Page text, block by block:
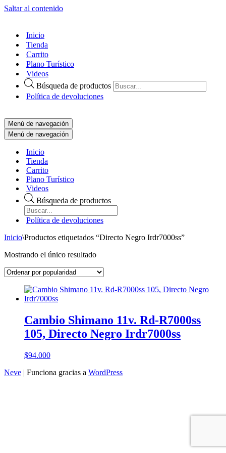
Saltar al contenido
Inicio
Tienda
Carrito
Plano Turístico
Videos
Búsqueda de productos
Política de devoluciones
Menú de navegación
Menú de navegación
Inicio
Tienda
Carrito
Plano Turístico
Videos
Búsqueda de productos
Política de devoluciones
Inicio\Productos etiquetados “Directo Negro Irdr7000ss”
Mostrando el único resultado
Cambio Shimano 11v. Rd-R7000ss
105, Directo Negro Irdr7000ss
$94.000
Neve | Funciona gracias a WordPress